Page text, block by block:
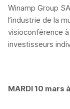
Winamp Group
l’industrie de la
visioconférence
investisseurs
MARDI 10 mars